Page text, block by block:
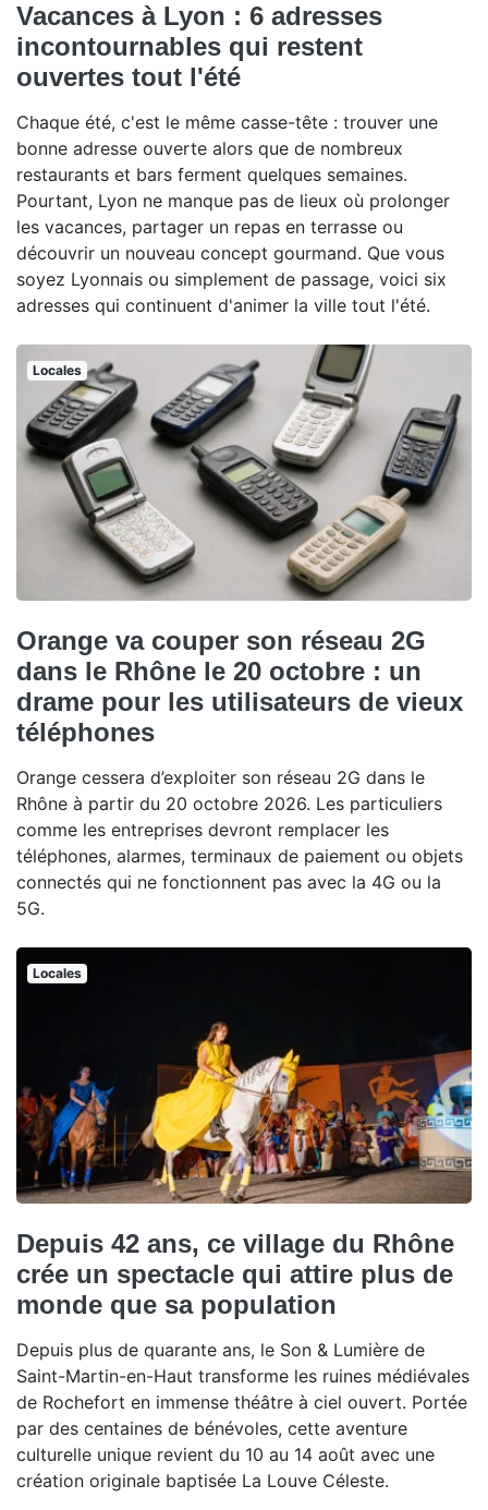
Vacances à Lyon : 6 adresses
incontournables qui restent
ouvertes tout l'été
Chaque été, c'est le même casse-tête : trouver une
bonne adresse ouverte alors que de nombreux
restaurants et bars ferment quelques semaines.
Pourtant, Lyon ne manque pas de lieux où prolonger
les vacances, partager un repas en terrasse ou
découvrir un nouveau concept gourmand. Que vous
soyez Lyonnais ou simplement de passage, voici six
adresses qui continuent d'animer la ville tout l'été.
Locales
Orange va couper son réseau 2G
dans le Rhône le 20 octobre : un
drame pour les utilisateurs de vieux
téléphones
Orange cessera d’exploiter son réseau 2G dans le
Rhône à partir du 20 octobre 2026. Les particuliers
comme les entreprises devront remplacer les
téléphones, alarmes, terminaux de paiement ou objets
connectés qui ne fonctionnent pas avec la 4G ou la
5G.
Locales
Depuis 42 ans, ce village du Rhône
crée un spectacle qui attire plus de
monde que sa population
Depuis plus de quarante ans, le Son & Lumière de
Saint-Martin-en-Haut transforme les ruines médiévales
de Rochefort en immense théâtre à ciel ouvert. Portée
par des centaines de bénévoles, cette aventure
culturelle unique revient du 10 au 14 août avec une
création originale baptisée La Louve Céleste.